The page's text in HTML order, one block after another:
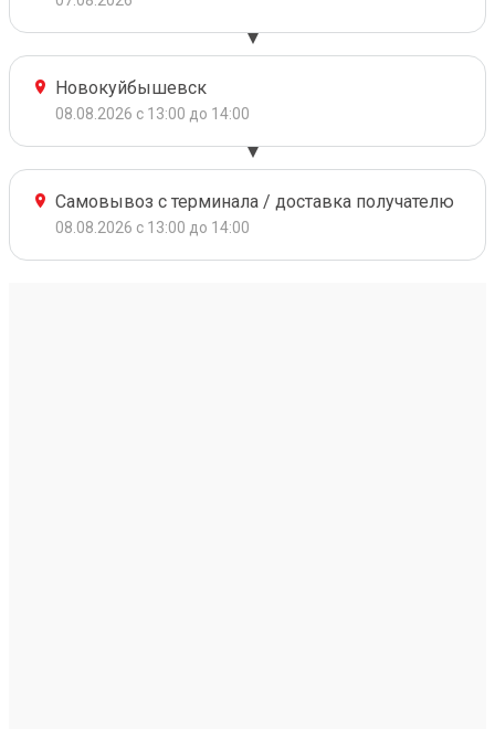
Новокуйбышевск
08.08.2026 с 13:00 до 14:00
Самовывоз с терминала / доставка получателю
08.08.2026 с 13:00 до 14:00